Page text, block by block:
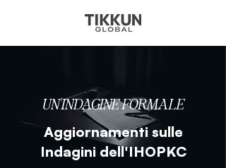
UN'INDAGINE FORMALE
Aggiornamenti sulle
Indagini dell'IHOPKC